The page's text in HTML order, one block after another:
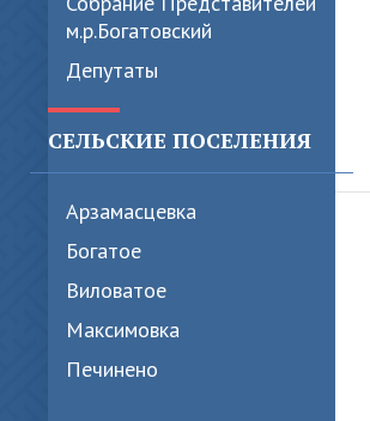
м.р.Богатовский
Депутаты
СЕЛЬСКИЕ ПОСЕЛЕНИЯ
Арзамасцевка
Богатое
Виловатое
Максимовка
Печинено